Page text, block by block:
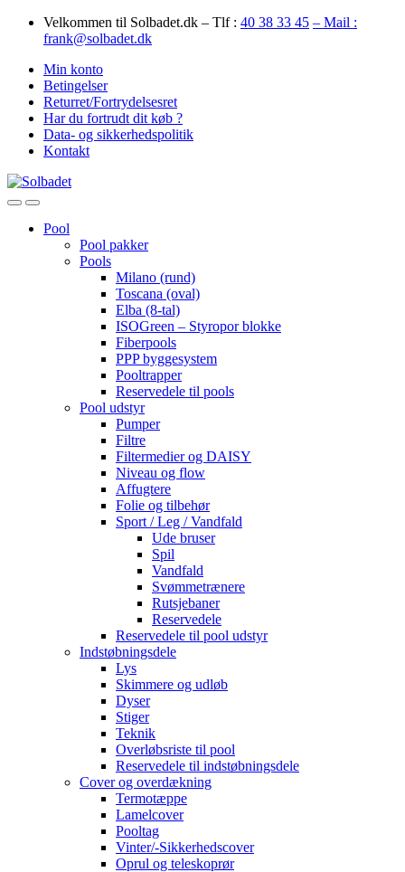
Skip
Skip
Velkommen til Solbadet.dk – Tlf : 40 38 33 45 – Mail :
frank@solbadet.dk
Min konto
Betingelser
Returret/Fortrydelsesret
Har du fortrudt dit køb ?
Data- og sikkerhedspolitik
Kontakt
OpenClose
Pool
Pool pakker
Pools
Milano (rund)
Toscana (oval)
Elba (8-tal)
ISOGreen – Styropor blokke
Fiberpools
PPP byggesystem
Pooltrapper
Reservedele til pools
Pool udstyr
Pumper
Filtre
Filtermedier og DAISY
Niveau og flow
Affugtere
Folie og tilbehør
Sport / Leg / Vandfald
Ude bruser
Spil
Vandfald
Svømmetrænere
Rutsjebaner
Reservedele
Reservedele til pool udstyr
Indstøbningsdele
Lys
Skimmere og udløb
Dyser
Stiger
Teknik
Overløbsriste til pool
Reservedele til indstøbningsdele
Cover og overdækning
Termotæppe
Lamelcover
Pooltag
Vinter/-Sikkerhedscover
Oprul og teleskoprør